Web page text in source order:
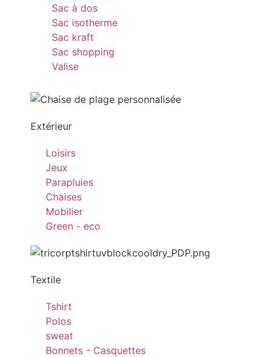
Sac à dos
Sac isotherme
Sac kraft
Sac shopping
Valise
Extérieur
Loisirs
Jeux
Parapluies
Chaises
Mobilier
Green - eco
Textile
Tshirt
Polos
sweat
Bonnets - Casquettes